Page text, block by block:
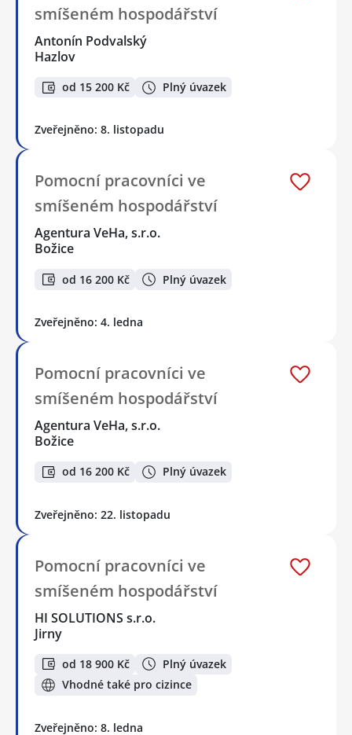
smíšeném hospodářství
Antonín Podvalský
Hazlov
od 15 200 Kč Plný úvazek
Zveřejněno: 8. listopadu
Pomocní pracovníci ve
smíšeném hospodářství
Agentura VeHa, s.r.o.
Božice
od 16 200 Kč Plný úvazek
Zveřejněno: 4. ledna
Pomocní pracovníci ve
smíšeném hospodářství
Agentura VeHa, s.r.o.
Božice
od 16 200 Kč Plný úvazek
Zveřejněno: 22. listopadu
Pomocní pracovníci ve
smíšeném hospodářství
HI SOLUTIONS s.r.o.
Jirny
od 18 900 Kč
Plný úvazek
Vhodné také pro cizince
Zveřejněno: 8. ledna